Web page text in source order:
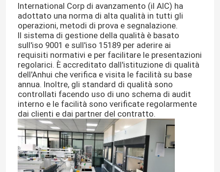
International Corp di avanzamento (il AIC) ha
adottato una norma di alta qualità in tutti gli
operazioni, metodi di prova e segnalazione.
Il sistema di gestione della qualità è basato
sull'iso 9001 e sull'iso 15189 per aderire ai
requisiti normativi e per facilitare le presentazioni
regolarici. È accreditato dall'istituzione di qualità
dell'Anhui che verifica e visita le facilità su base
annua. Inoltre, gli standard di qualità sono
controllati facendo uso di uno schema di audit
interno e le facilità sono verificate regolarmente
dai clienti e dai partner del contratto.